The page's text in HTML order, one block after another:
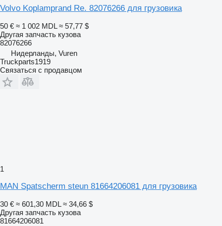
Volvo Koplamprand Re. 82076266 для грузовика
50 € ≈ 1 002 MDL ≈ 57,77 $
Другая запчасть кузова
82076266
Нидерланды, Vuren
Truckparts1919
Связаться с продавцом
1
MAN Spatscherm steun 81664206081 для грузовика
30 € ≈ 601,30 MDL ≈ 34,66 $
Другая запчасть кузова
81664206081